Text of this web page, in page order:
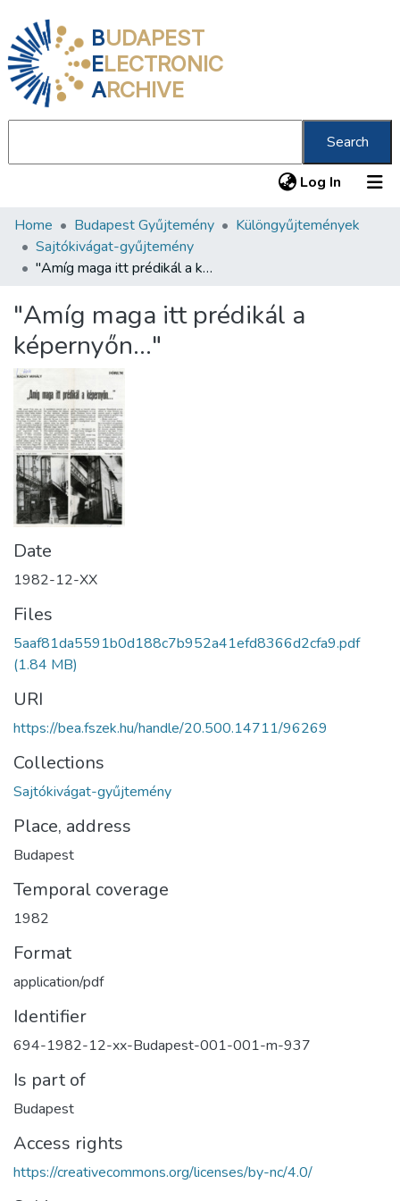
BUDAPEST
ELECTRONIC
ARCHIVE
Search
Log In (current)
Communities & Collections
All of DSpace
About us
Home Budapest Gyűjtemény
Különgyűjtemények
Sajtókivágat-gyűjtemény
"Amíg maga itt prédikál a képernyőn…"
"Amíg maga itt prédikál a
képernyőn…"
Date
1982-12-XX
Files
5aaf81da5591b0d188c7b952a41efd8366d2cfa9.pdf
(1.84 MB)
URI
https://bea.fszek.hu/handle/20.500.14711/96269
Collections
Sajtókivágat-gyűjtemény
Place, address
Budapest
Temporal coverage
1982
Format
application/pdf
Identifier
694-1982-12-xx-Budapest-001-001-m-937
Is part of
Budapest
Access rights
https://creativecommons.org/licenses/by-nc/4.0/